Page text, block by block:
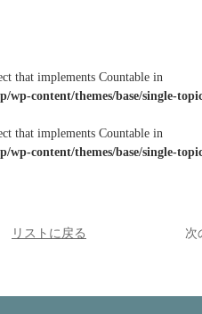
that implements Countable in
content/themes/base/single-
that implements Countable in
content/themes/base/single-
リストに戻る 次